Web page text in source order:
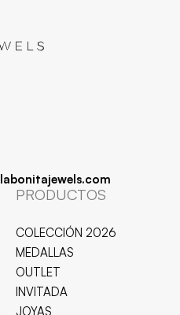
PRODUCTOS
COLECCIÓN 2026
MEDALLAS
OUTLET
INVITADA
JOYAS